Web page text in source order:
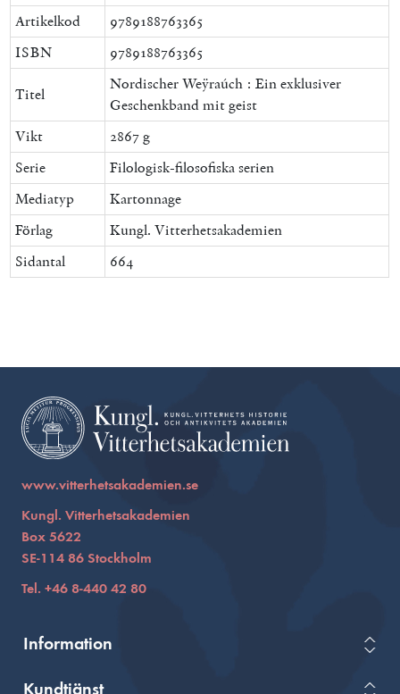
Artikelkod
9789188763365
ISBN
9789188763365
Titel
Nordischer Weÿraúch : Ein exklusiver
Geschenkband mit geist
Vikt
2867 g
Serie
Filologisk-filosofiska serien
Mediatyp
Kartonnage
Förlag
Kungl. Vitterhetsakademien
Sidantal
664
www.vitterhetsakademien.se
Kungl. Vitterhetsakademien
Box 5622
SE-114 86 Stockholm
Tel. +46 8-440 42 80
Information